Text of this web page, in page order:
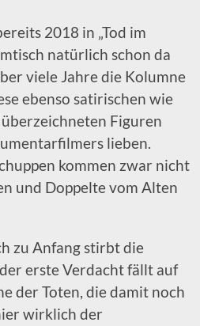
2018 in „Tod im
natürlich schon da
viele Jahre die Kolumne
ebenso satirischen wie
Figuren
lieben.
kommen zwar nicht
und Doppelte vom Alten
zu Anfang stirbt die
erste Verdacht fällt auf
der Toten, die damit noch
wirklich der